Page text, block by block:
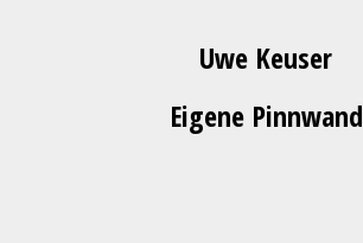
Uwe Keuser
Eigene Pinnwand